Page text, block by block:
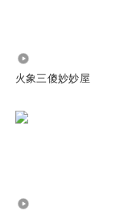
火象三傻妙妙屋